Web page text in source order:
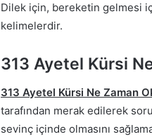
Dilek için, bereketin gelmesi
kelimelerdir.
313 Ayetel Kürsi
313 Ayetel Kürsi Ne Zaman
tarafından merak edilerek
sevinç içinde olmasını